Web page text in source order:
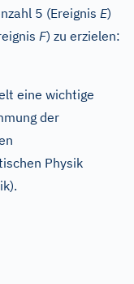
5 (Ereignis E)
F) zu erzielen:
eine wichtige
der
Physik